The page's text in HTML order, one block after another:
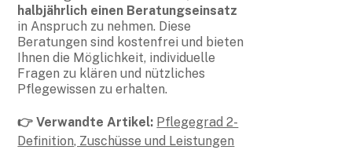
halbjährlich einen Beratungseinsatz
in Anspruch zu nehmen. Diese
Beratungen sind kostenfrei und bieten
Ihnen die Möglichkeit, individuelle
Fragen zu klären und nützliches
Pflegewissen zu erhalten.
👉 Verwandte Artikel: Pflegegrad 2-
Definition, Zuschüsse und Leistungen